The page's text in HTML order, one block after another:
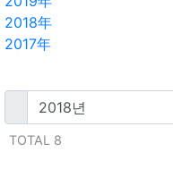
2018年
2017年
TOTAL 8